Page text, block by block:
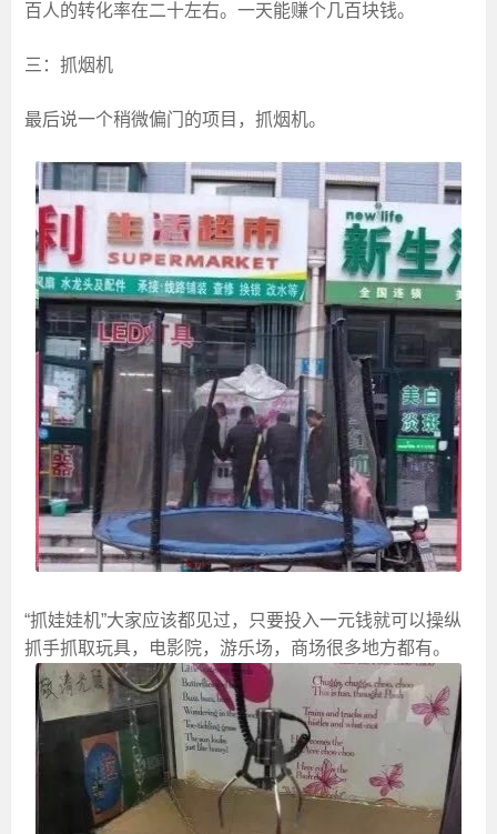
百人的转化率在二十左右。一天能赚个几百块钱。
三：抓烟机
最后说一个稍微偏门的项目，抓烟机。
“抓娃娃机”大家应该都见过，只要投入一元钱就可以操纵
抓手抓取玩具，电影院，游乐场，商场很多地方都有。